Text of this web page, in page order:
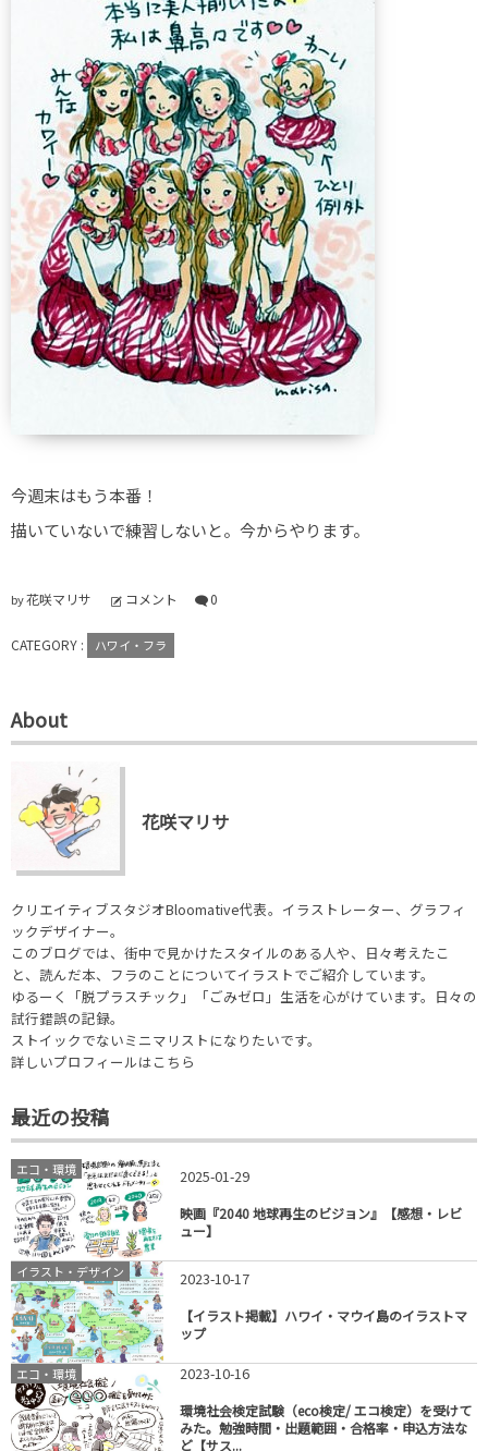
今週末はもう本番！
描いていないで練習しないと。今からやります。
by花咲マリサ コメント 0
CATEGORY : ハワイ・フラ
About
花咲マリサ
クリエイティブスタジオBloomative代表。イラストレーター、グラフィ
ックデザイナー。
このブログでは、街中で見かけたスタイルのある人や、日々考えたこ
と、読んだ本、フラのことについてイラストでご紹介しています。
ゆるーく「脱プラスチック」「ごみゼロ」生活を心がけています。日々の
試行錯誤の記録。
ストイックでないミニマリストになりたいです。
詳しいプロフィールはこちら
最近の投稿
エコ・環境 2025-01-29
映画『2040 地球再生のビジョン』【感想・レビ
ュー】
イラスト・デザイン 2023-10-17
【イラスト掲載】ハワイ・マウイ島のイラストマ
ップ
エコ・環境 2023-10-16
環境社会検定試験（eco検定/ エコ検定）を受けて
みた。勉強時間・出題範囲・合格率・申込方法な
ど【サス...